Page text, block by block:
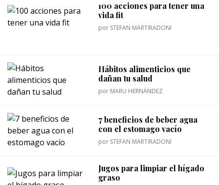
100 acciones para tener una
vida fit
por STEFAN MARTIRADONI
Hábitos alimenticios que
dañan tu salud
por MARU HERNÁNDEZ
7 beneficios de beber agua
con el estomago vacío
por STEFAN MARTIRADONI
Jugos para limpiar el hígado
graso